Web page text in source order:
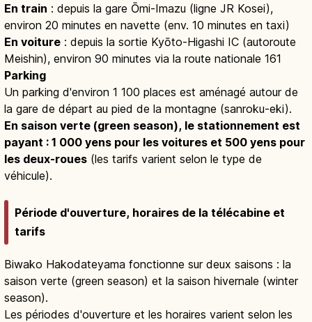
En train : depuis la gare Ōmi-Imazu (ligne JR Kosei),
environ 20 minutes en navette (env. 10 minutes en taxi)
En voiture : depuis la sortie Kyōto-Higashi IC (autoroute
Meishin), environ 90 minutes via la route nationale 161
Parking
Un parking d'environ 1 100 places est aménagé autour de
la gare de départ au pied de la montagne (sanroku-eki).
En saison verte (green season), le stationnement est
payant : 1 000 yens pour les voitures et 500 yens pour
les deux-roues (les tarifs varient selon le type de
véhicule).
Période d'ouverture, horaires de la télécabine et
tarifs
Biwako Hakodateyama fonctionne sur deux saisons : la
saison verte (green season) et la saison hivernale (winter
season).
Les périodes d'ouverture et les horaires varient selon les